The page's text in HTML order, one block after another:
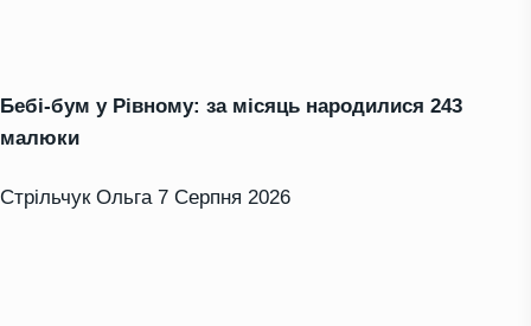
Бебі-бум у Рівному: за місяць народилися 243
малюки
Стрільчук Ольга 7 Серпня 2026